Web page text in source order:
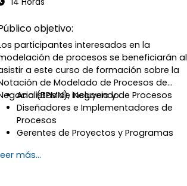
objetivo:
participantes interesados en la
de procesos se beneficiarán al
a este curso de formación sobre la
de Modelado de Procesos de
(BPMN), incluyendo:
Analistas de Negocio y de Procesos
Diseñadores e Implementadores de
Procesos
Gerentes de Proyectos y Programas
cambio y la transformación
más...